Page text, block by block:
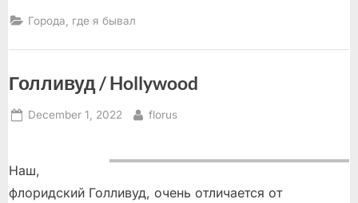
Города, где я бывал
Голливуд / Hollywood
Posted
December 1, 2022 By
florus
Наш,
флоридский Голливуд, очень отличается от